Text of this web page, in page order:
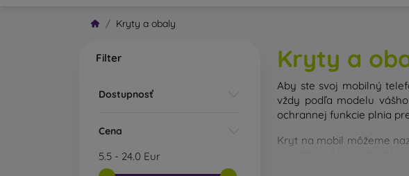
Kryty a obaly
Filter
Dostupnosť
Cena
5.5 - 24.0 Eur
Kryty a
Aby ste svoj mobilný
vždy podľa modelu
ochrannej funkcie plnia
Kryt na mobil môžeme